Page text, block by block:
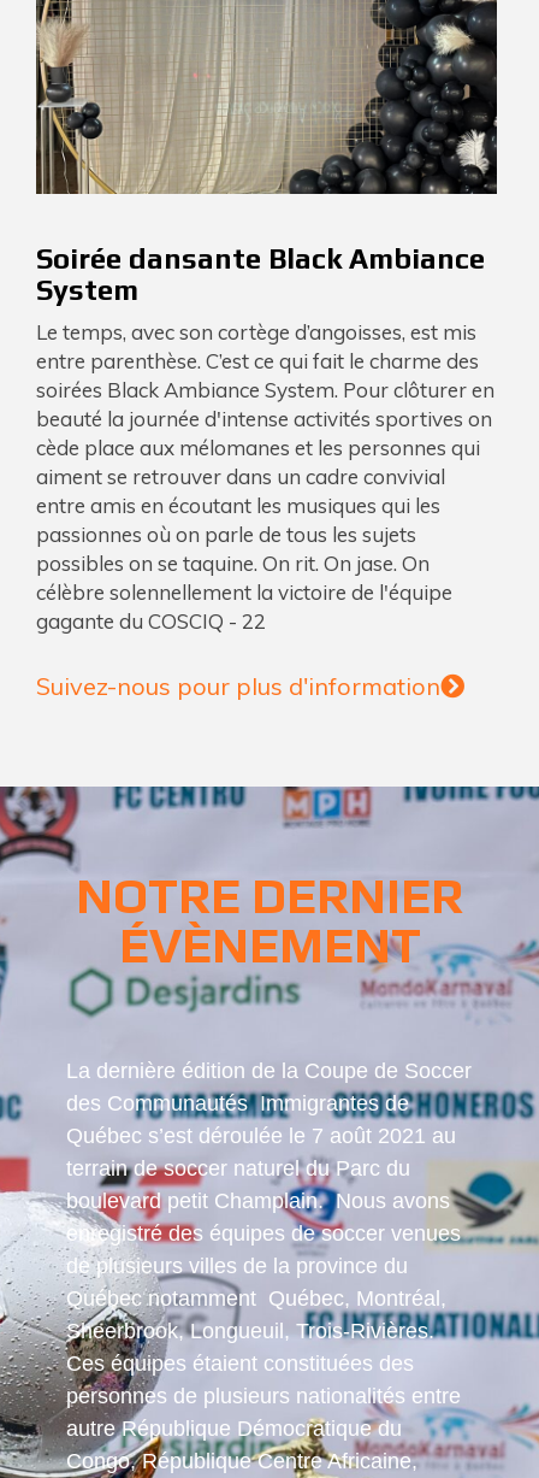
Soirée dansante Black Ambiance
System
Le temps, avec son cortège d’angoisses, est mis
entre parenthèse. C’est ce qui fait le charme des
soirées Black Ambiance System. Pour clôturer en
beauté la journée d'intense activités sportives on
cède place aux mélomanes et les personnes qui
aiment se retrouver dans un cadre convivial
entre amis en écoutant les musiques qui les
passionnes où on parle de tous les sujets
possibles on se taquine. On rit. On jase. On
célèbre solennellement la victoire de l'équipe
gagante du COSCIQ - 22
Suivez-nous pour plus d'information
NOTRE DERNIER
ÉVÈNEMENT
La dernière édition de la Coupe de Soccer
des Communautés Immigrantes de
Québec s’est déroulée le 7 août 2021 au
terrain de soccer naturel du Parc du
boulevard petit Champlain. Nous avons
enregistré des équipes de soccer venues
de plusieurs villes de la province du
Québec notamment Québec, Montréal,
Sheerbrook, Longueuil, Trois-Rivières.
Ces équipes étaient constituées des
personnes de plusieurs nationalités entre
autre République Démocratique du
Congo, République Centre Africaine,